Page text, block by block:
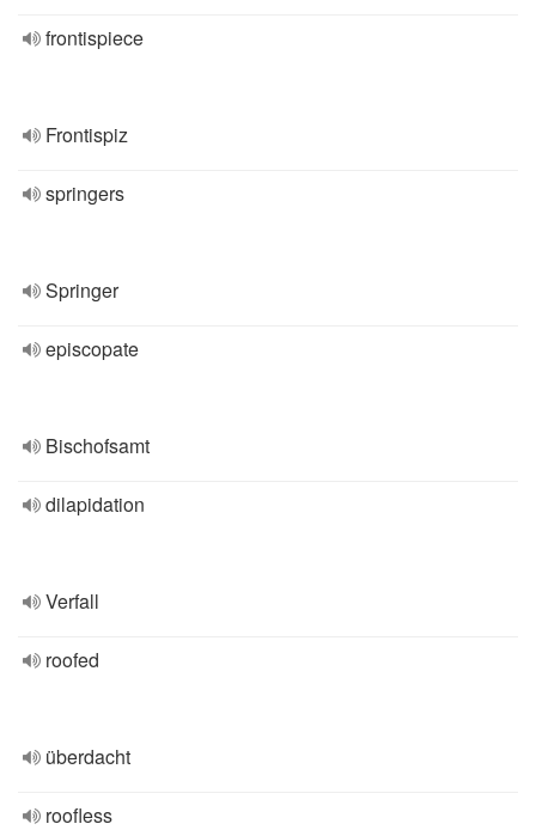
frontispiece
Frontispiz
springers
Springer
episcopate
Bischofsamt
dilapidation
Verfall
roofed
überdacht
roofless